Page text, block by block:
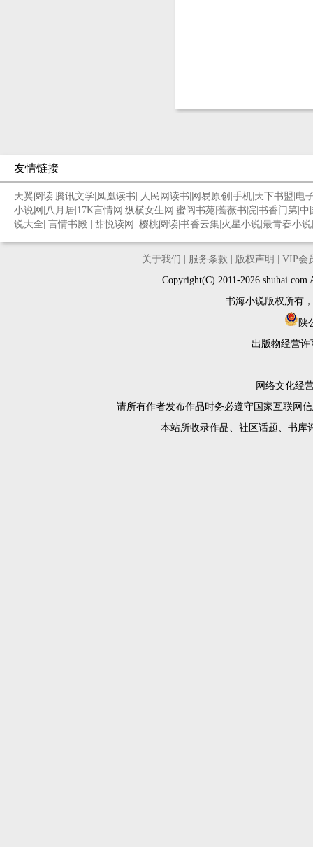
友情链接
天翼阅读 腾讯文学 凤凰读书 人民网读书 网易原创 手机 天下书盟 电
小说网 八月居 17K言情网 纵横女生网 蜜阅书苑 蔷薇书院 书香门第 中
说大全 言情书殿 甜悦读网 樱桃阅读 书香云集 火星小说 最青春小
关于我们 服务条款 版权声明
VIP会
Copyright(C) 2011-2026
书海小说版权所有
陕
出版物经营许
网络文化经
请所有作者发布作品时务必遵守国家互联网
本站所收录作品、社区话题、书库